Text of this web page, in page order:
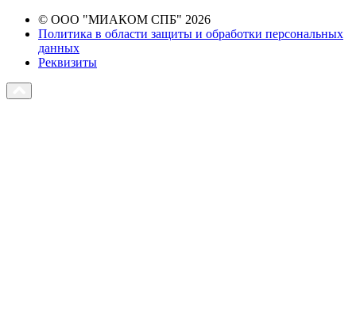
© ООО "МИАКОМ СПБ" 2026
Политика в области защиты и обработки персональных
данных
Реквизиты